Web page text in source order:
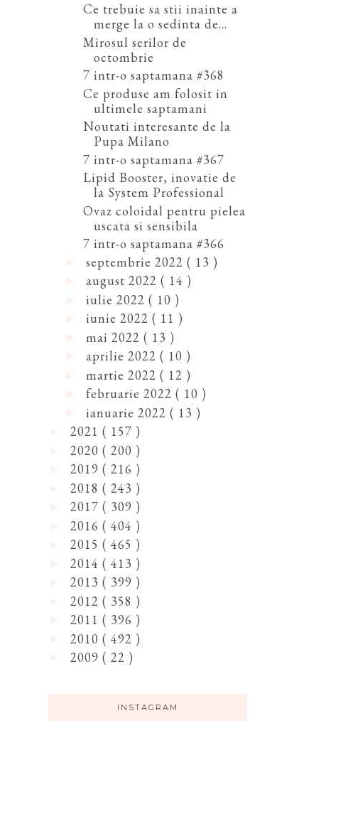
Ce trebuie sa stii inainte a
merge la o sedinta de...
Mirosul serilor de
octombrie
7 intr-o saptamana #368
Ce produse am folosit in
ultimele saptamani
Noutati interesante de la
Pupa Milano
7 intr-o saptamana #367
Lipid Booster, inovatie de
la System Professional
Ovaz coloidal pentru pielea
uscata si sensibila
7 intr-o saptamana #366
septembrie 2022 ( 13 )
august 2022 ( 14 )
iulie 2022 ( 10 )
iunie 2022 ( 11 )
mai 2022 ( 13 )
aprilie 2022 ( 10 )
martie 2022 ( 12 )
februarie 2022 ( 10 )
ianuarie 2022 ( 13 )
2021 ( 157 )
2020 ( 200 )
2019 ( 216 )
2018 ( 243 )
2017 ( 309 )
2016 ( 404 )
2015 ( 465 )
2014 ( 413 )
2013 ( 399 )
2012 ( 358 )
2011 ( 396 )
2010 ( 492 )
2009 ( 22 )
INSTAGRAM